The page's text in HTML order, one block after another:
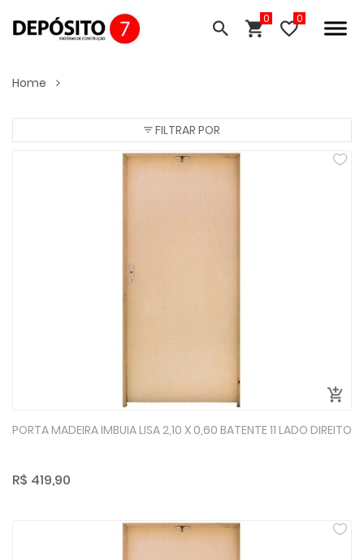
0
Home
FILTRAR POR
PORTA MADEIRA IMBUIA LISA 2,10 X 0,60 BATENTE 11 LADO DIREITO
R$ 419,90